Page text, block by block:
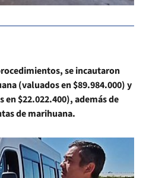
se incautaron
(valuados en $89.984.000) y
en $22.022.400), además de
de marihuana.